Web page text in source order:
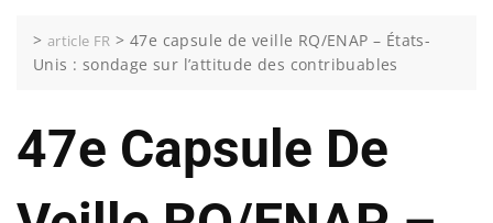
> article FR >47e capsule de veille RQ/ENAP – États-
Unis : sondage sur l’attitude des contribuables
47e Capsule De